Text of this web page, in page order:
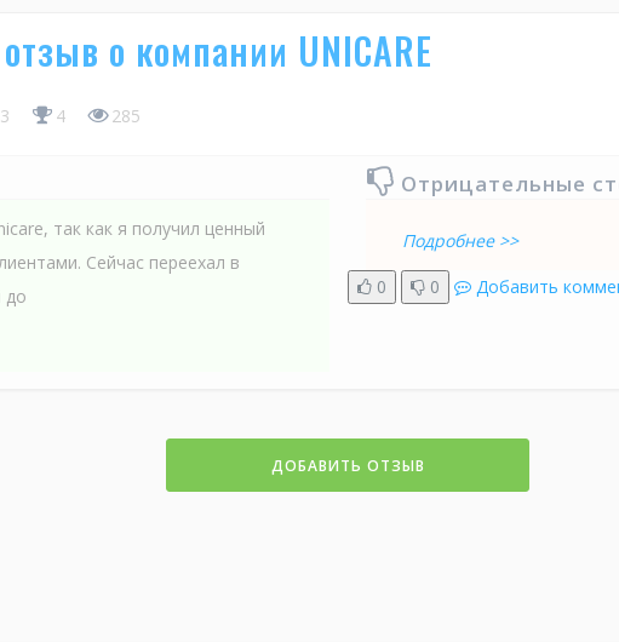
о компании UNICARE
4 285
так как я получил ценный
Сейчас переехал в
до
Отрицательные
Подробнее >>
0
0 Добавить
ДОБАВИТЬ ОТЗЫВ